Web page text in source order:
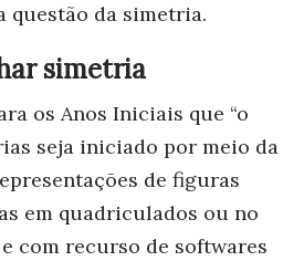
questão da simetria.
simetria
os Anos Iniciais que “o
seja iniciado por meio da
de figuras
em quadriculados ou no
com recurso de softwares